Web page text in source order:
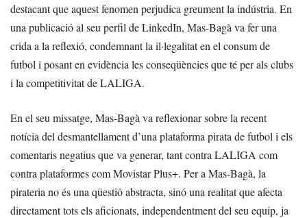
destacant que aquest fenomen perjudica greument la indústria. En
una publicació al seu perfil de LinkedIn, Mas-Bagà va fer una
crida a la reflexió, condemnant la il·legalitat en el consum de
futbol i posant en evidència les conseqüències que té per als clubs
i la competitivitat de LALIGA.
En el seu missatge, Mas-Bagà va reflexionar sobre la recent
notícia del desmantellament d’una plataforma pirata de futbol i els
comentaris negatius que va generar, tant contra LALIGA com
contra plataformes com Movistar Plus+. Per a Mas-Bagà, la
pirateria no és una qüestió abstracta, sinó una realitat que afecta
directament tots els aficionats, independentment del seu equip, ja